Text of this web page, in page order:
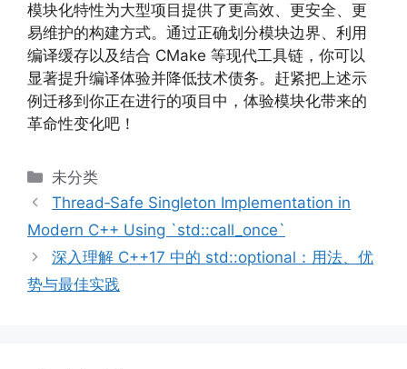
模块化特性为大型项目提供了更高效、更安全、更
易维护的构建方式。通过正确划分模块边界、利用
编译缓存以及结合 CMake 等现代工具链，你可以
显著提升编译体验并降低技术债务。赶紧把上述示
例迁移到你正在进行的项目中，体验模块化带来的
革命性变化吧！
分
类
未分类
Thread‑Safe Singleton Implementation in
Modern C++ Using `std::call_once`
深入理解 C++17 中的 std::optional：用法、优
势与最佳实践